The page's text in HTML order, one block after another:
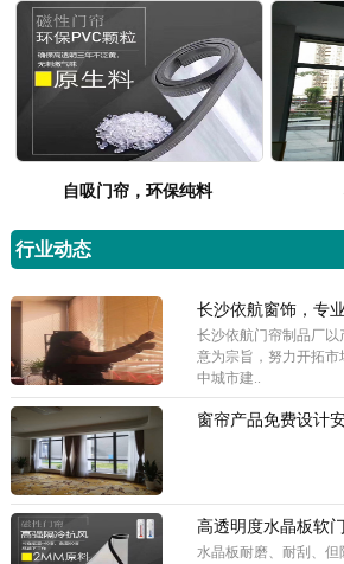
自吸门帘，环保纯料
行业动态
长沙依航窗饰，专
长沙依航门帘制品厂
意为宗旨，努力开拓
中城市建..
窗帘产品免费设计安
高透明度水晶板软
水晶板耐磨、耐刮、